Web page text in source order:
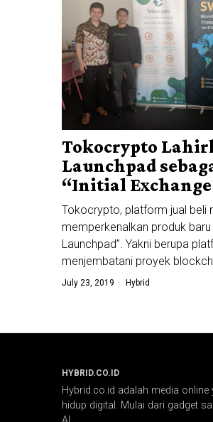
Tokocrypto
Launchpad
“Initial
Tokocrypto, platform jual beli
memperkenalkan produk baru
Launchpad”. Yakni berupa
menjembatani proyek
July 23, 2019 Hybrid
HYBRID.CO.ID
Hybrid.co.id adalah media
hidup digital. Mulai dari gadget